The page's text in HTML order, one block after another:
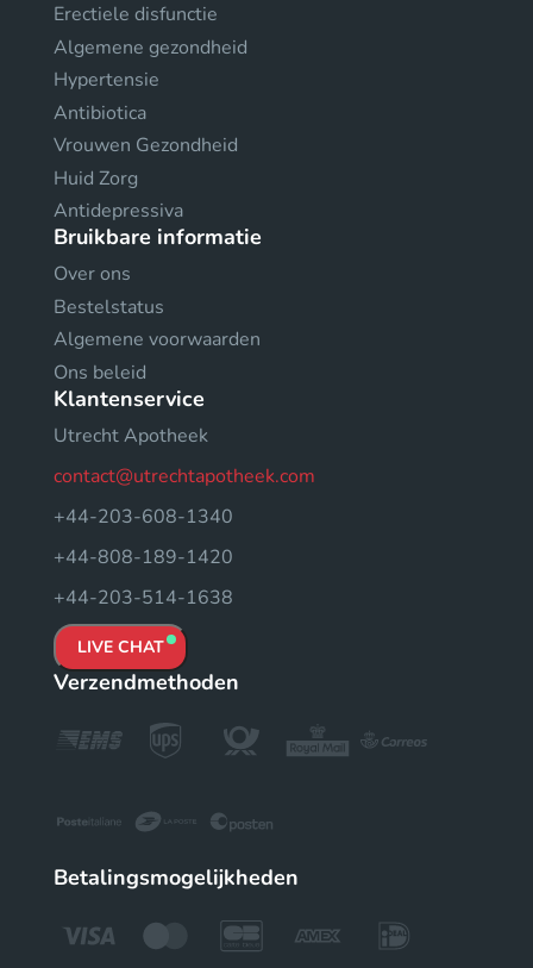
Erectiele disfunctie
Algemene gezondheid
Hypertensie
Antibiotica
Vrouwen Gezondheid
Huid Zorg
Antidepressiva
Bruikbare informatie
Over ons
Bestelstatus
Algemene voorwaarden
Ons beleid
Klantenservice
Utrecht Apotheek
contact@utrechtapotheek.com
+44-203-608-1340
+44-808-189-1420
+44-203-514-1638
LIVE CHAT
Verzendmethoden
Betalingsmogelijkheden